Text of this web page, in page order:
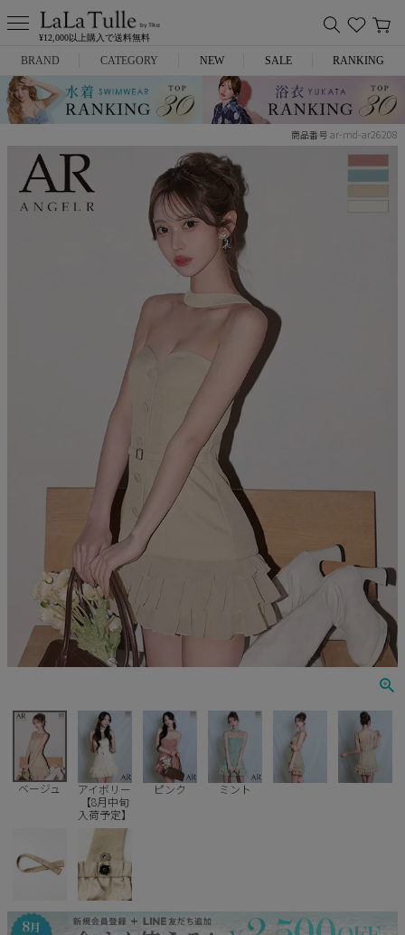
¥12,000以上購入で送料無料
BRAND
Anella
ROBE de FLEURS
GLAMOROUS
IRMA
JENNNY
COMEX
CATEGORY
ミニドレス
ロングドレス
NEW SALE RANKING
商品番号 ar-md-ar26208
ベージュ
アイボリー
【8月中旬
入荷予定】
ピンク ミント